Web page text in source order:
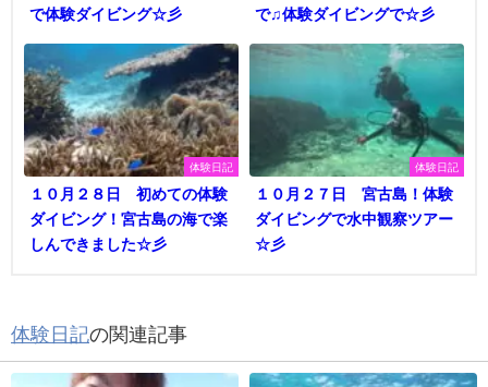
で体験ダイビング☆彡 で♫体験ダイビングで☆彡
体験日記
１０月２８日 初めての体験
ダイビング！宮古島の海で楽
しんできました☆彡
体験日記
１０月２７日 宮古島！体験
ダイビングで水中観察ツアー
☆彡
体験日記の関連記事